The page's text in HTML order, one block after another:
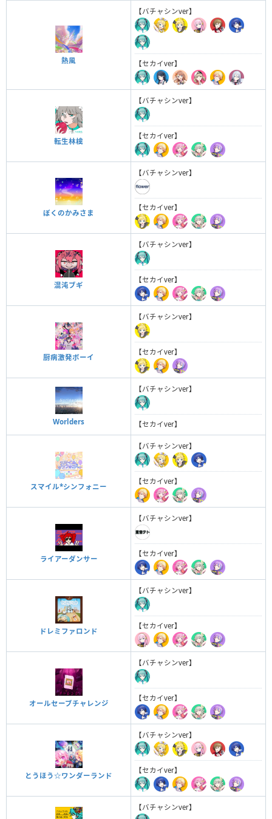
熱風
【バチャシンver】
【セカイver】
転生林檎
【バチャシンver】
【セカイver】
ぼくのかみさま
【バチャシンver】
【セカイver】
混沌ブギ
【バチャシンver】
【セカイver】
厨病激発ボーイ
【バチャシンver】
【セカイver】
Worlders
【バチャシンver】
【セカイver】
スマイル*シンフォニー
【バチャシンver】
【セカイver】
ライアーダンサー
【バチャシンver】
【セカイver】
ドレミファロンド
【バチャシンver】
【セカイver】
オールセーブチャレンジ
【バチャシンver】
【セカイver】
とうほう☆ワンダーランド
【バチャシンver】
【セカイver】
【バチャシンver】